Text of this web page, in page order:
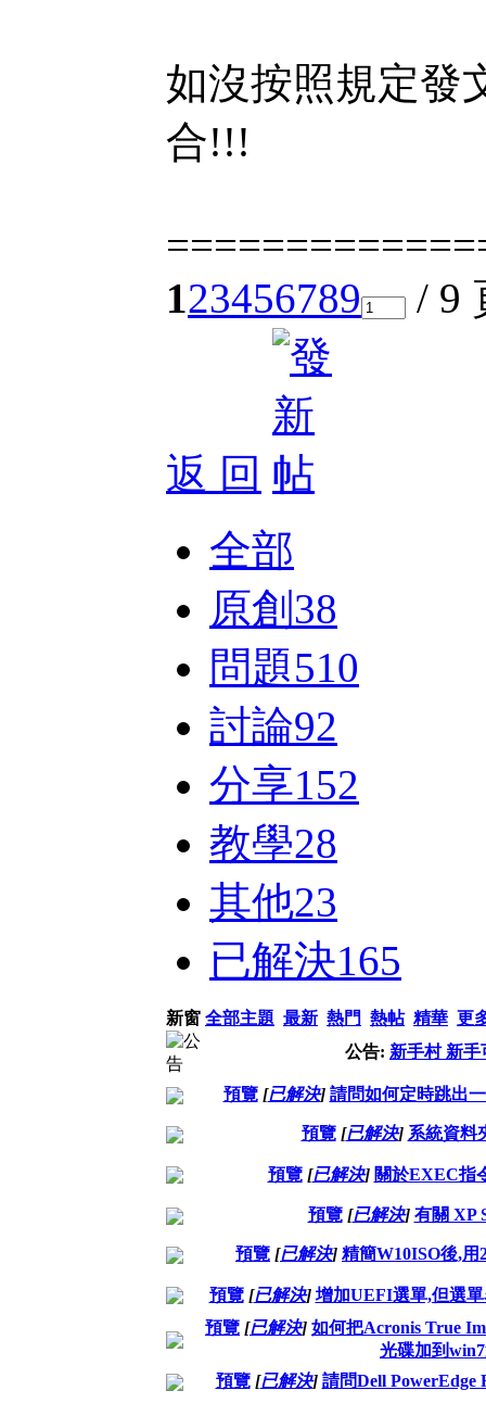
如沒按照規定發
合!!!
123456789 / 9
返 回
全部
原創38
問題510
討論92
分享152
教學28
其他23
已解決165
新窗 全部主題 最新 熱門 熱帖 精華 更
公告: 新手村 新
預覽 [已解決] 請問如何定時跳出
預覽 [已解決] 系統資料
預覽 [已解決] 關於EXEC指
預覽 [已解決] 有關 XP
預覽 [已解決] 精簡W10ISO後,用
預覽 [已解決] 增加UEFI選單,但選
預覽 [已解決] 如何把Acronis True
光碟加到
預覽 [已解決] 請問Dell PowerEdge